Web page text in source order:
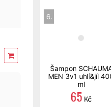
6.
Šampon
MEN 3v1 uhlí&jíl
ml
65Kč